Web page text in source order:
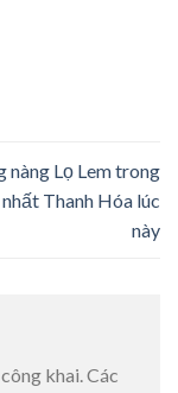
nàng Lọ Lem trong
Thanh Hóa lúc
này
khai. Các